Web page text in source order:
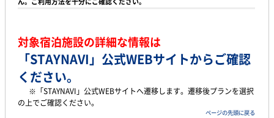
対象宿泊施設の詳細な情報は
「STAYNAVI」公式WEBサイトからご確認
ください。
※「STAYNAVI」公式WEBサイトへ遷移します。遷移後プランを選択
の上でご確認ください。
ページの先頭に戻る